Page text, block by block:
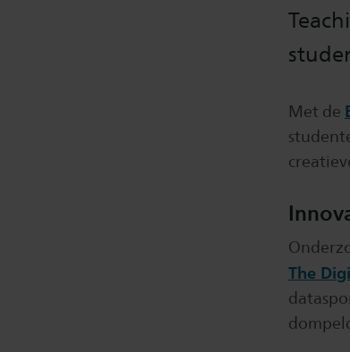
Met de
The